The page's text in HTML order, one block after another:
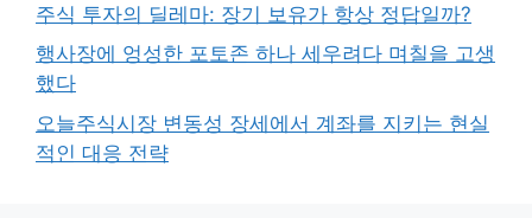
주식 투자의 딜레마: 장기 보유가 항상 정답일까?
행사장에 엉성한 포토존 하나 세우려다 며칠을 고생
했다
오늘주식시장 변동성 장세에서 계좌를 지키는 현실
적인 대응 전략